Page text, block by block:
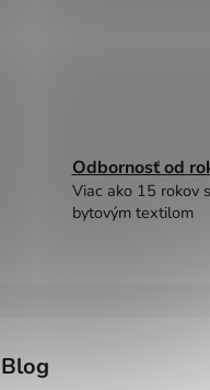
Odbornosť od
Viac ako 15 rokov
bytovým textilom
Blog